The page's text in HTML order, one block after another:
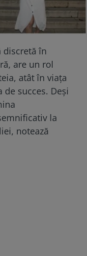
discretă în
are un rol
atât în viața
succes. Deși
la
notează